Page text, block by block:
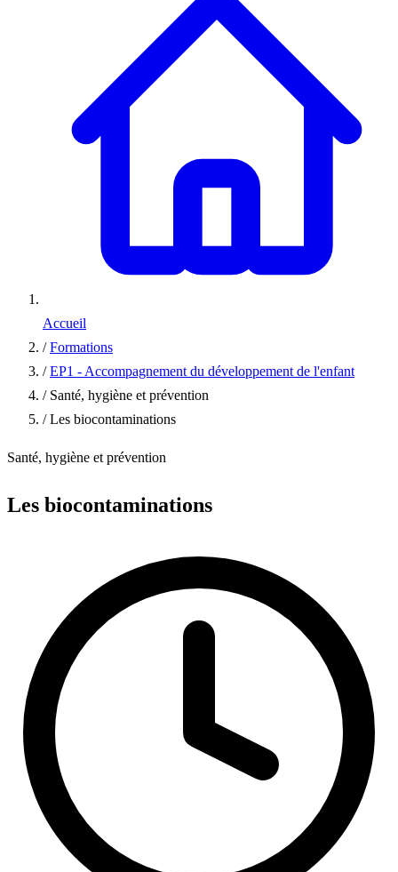
Accueil
/ Formations
/ EP1 - Accompagnement du développement de l'enfant
/ Santé, hygiène et prévention
/ Les biocontaminations
Santé, hygiène et prévention
Les biocontaminations